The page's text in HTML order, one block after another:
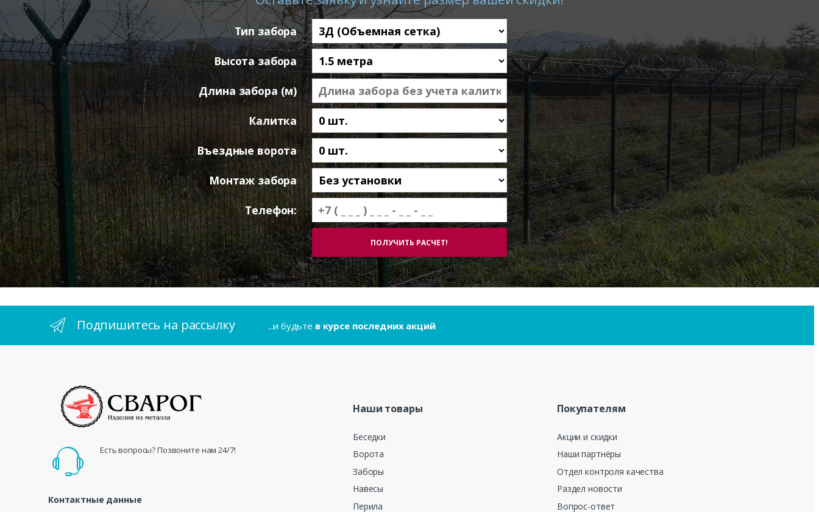
Тип забора
Высота забора
Длина забора (м)
Калитка
Въездные ворота
Монтаж забора
Телефон:
Подпишитесь на рассылку ...и будьте в курсе последних акций
Есть вопросы? Позвоните нам 24/7!
Контактные данные
Наши товары
Беседки
Ворота
Заборы
Навесы
Перила
Покупателям
Акции и скидки
Наши партнёры
Отдел контроля качества
Раздел новости
Вопрос-ответ